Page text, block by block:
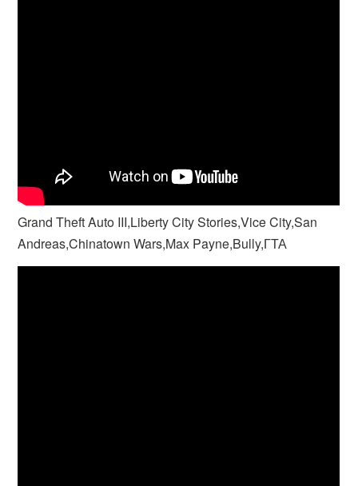
Grand Theft Auto III,Liberty City Stories,Vice City,San
Andreas,Chinatown Wars,Max Payne,Bully,ГТА